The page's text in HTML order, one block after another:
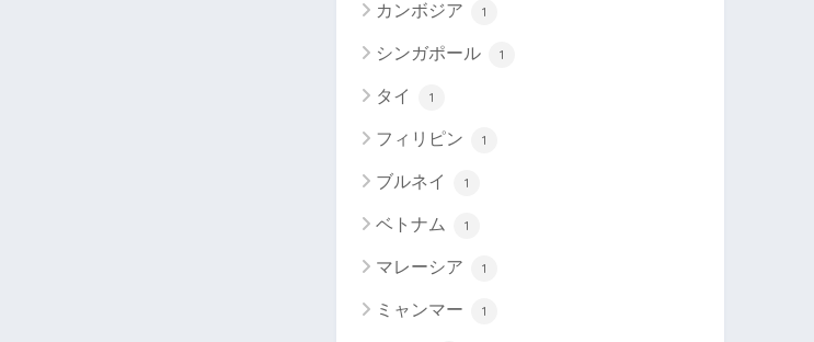
カンボジア 1
シンガポール 1
タイ 1
フィリピン 1
ブルネイ 1
ベトナム 1
マレーシア 1
ミャンマー 1